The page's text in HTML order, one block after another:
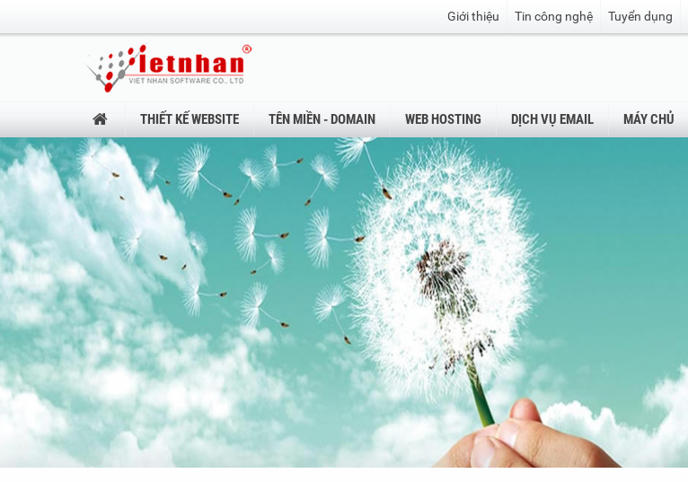
Giới thiệu Tin công nghệ Tuyển dụng
THIẾT KẾ WEBSITE TÊN MIỀN - DOMAIN WEB HOSTING DỊCH VỤ EMAIL MÁY CHỦ